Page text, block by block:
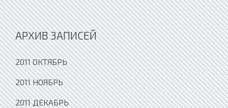
АРХИВ ЗАПИСЕЙ
2011 ОКТЯБРЬ
2011 НОЯБРЬ
2011 ДЕКАБРЬ